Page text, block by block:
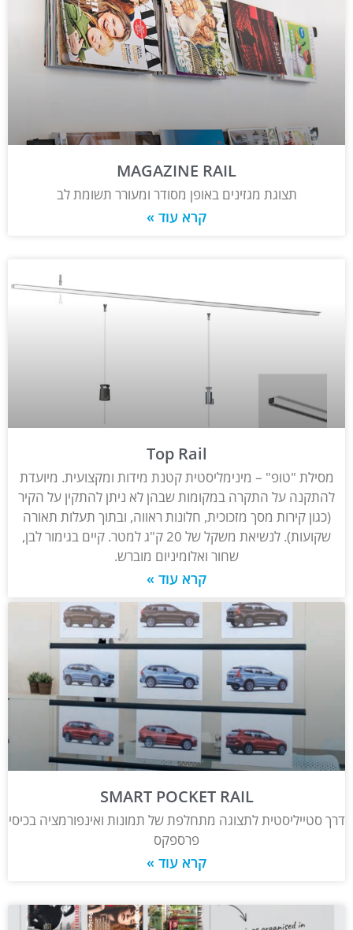
MAGAZINE RAIL
תצוגת מגזינים באופן מסודר ומעורר תשומת לב
קרא עוד »
Top Rail
מסילת "טופ" – מינימליסטית קטנת מידות ומקצועית. מיועדת
להתקנה על התקרה במקומות שבהן לא ניתן להתקין על הקיר
(כגון קירות מסך מזכוכית, חלונות ראווה, ובתוך תעלות תאורה
שקועות). לנשיאת משקל של 20 ק"ג למטר. קיים בגימור לבן,
שחור ואלומיניום מוברש.
קרא עוד »
SMART POCKET RAIL
דרך סטייליסטית לתצוגה מתחלפת של תמונות ואינפורמציה בכיסי
פרספקס
קרא עוד »